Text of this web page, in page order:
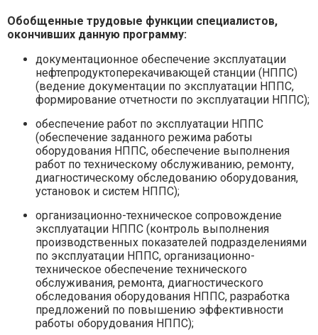
Обобщенные трудовые функции специалистов,
окончивших данную программу:
документационное обеспечение эксплуатации
нефтепродуктоперекачивающей станции (НППС)
(ведение документации по эксплуатации НППС,
формирование отчетности по эксплуатации НППС);
обеспечение работ по эксплуатации НППС
(обеспечение заданного режима работы
оборудования НППС, обеспечение выполнения
работ по техническому обслуживанию, ремонту,
диагностическому обследованию оборудования,
установок и систем НППС);
организационно-техническое сопровождение
эксплуатации НППС (контроль выполнения
производственных показателей подразделениями
по эксплуатации НППС, организационно-
техническое обеспечение технического
обслуживания, ремонта, диагностического
обследования оборудования НППС, разработка
предложений по повышению эффективности
работы оборудования НППС);